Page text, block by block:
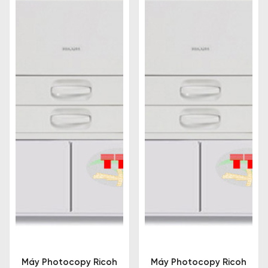
di động và máy tính bảng, sao chụp nhanh và chính
xác hơn với công nghệ đọc tài liệu tự động (ADF).
Có thể kể đến như:
Công nghệ tiết kiệm năng lượng: Máy được
trang bị công nghệ tiết kiệm năng lượng, giúp
giảm thiểu tiêu thụ điện năng và bảo vệ môi
Công nghệ bảo mật thông tin: Máy tích hợp
Máy Photocopy Ricoh
Máy Photocopy Ricoh